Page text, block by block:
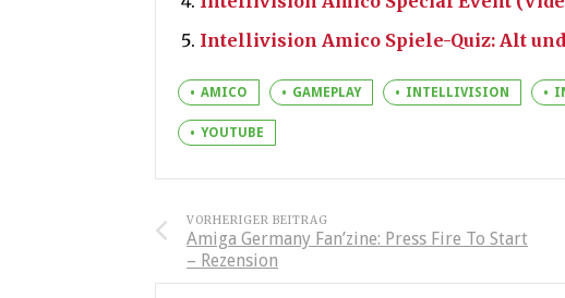
Intellivision Amico Spiele-Quiz: Alt
AMICO GAMEPLAY INTELLIVISION
YOUTUBE
VORHERIGER BEITRAG
Amiga Germany Fan’zine: Press Fire To Start
– Rezension